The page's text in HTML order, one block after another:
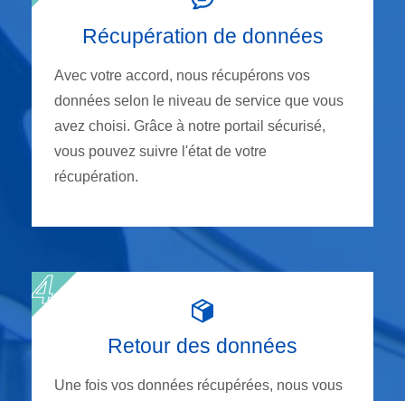
Récupération de données
Avec votre accord, nous récupérons vos
données selon le niveau de service que vous
avez choisi. Grâce à notre portail sécurisé,
vous pouvez suivre l'état de votre
récupération.
Retour des données
Une fois vos données récupérées, nous vous